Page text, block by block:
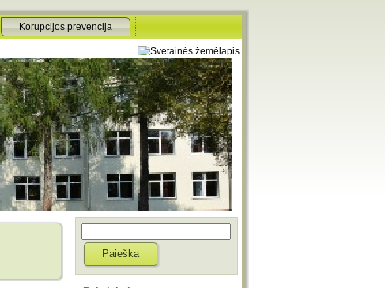
Korupcijos prevencija